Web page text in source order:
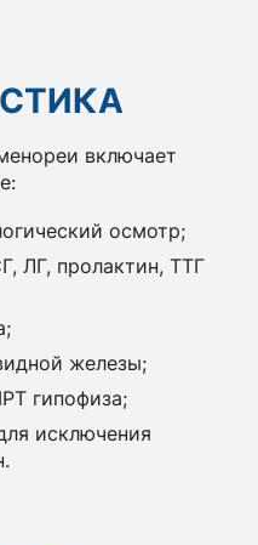
включает
осмотр;
ЛГ, пролактин, ТТГ
железы;
гипофиза;
исключения